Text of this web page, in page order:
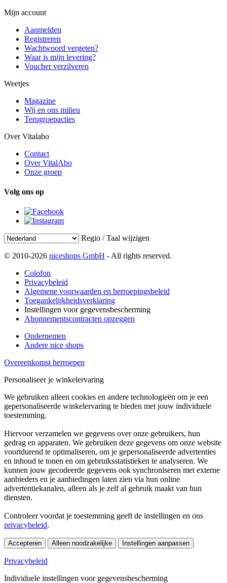
Mijn account
Aanmelden
Registreren
Wachtwoord vergeten?
Waar is mijn levering?
Voucher verzilveren
Weetjes
Magazine
Wij en ons milieu
Terugroepacties
Over Vitalabo
Contact
Over VitalAbo
Onze groep
Volg ons op
Regio / Taal wijzigen
© 2010-2026 niceshops GmbH - All rights reserved.
Colofon
Privacybeleid
Algemene voorwaarden en herroepingsbeleid
Toegankelijkheidsverklaring
Instellingen voor gegevensbescherming
Abonnementscontracten opzeggen
Ondernemen
Andere nice shops
Overeenkomst herroepen
Personaliseer je winkelervaring
We gebruiken alleen cookies en andere technologieën om je een
gepersonaliseerde winkelervaring te bieden met jouw individuele
toestemming.
Hiervoor verzamelen we gegevens over onze gebruikers, hun
gedrag en apparaten. We gebruiken deze gegevens om onze website
voortdurend te optimaliseren, om je gepersonaliseerde advertenties
en inhoud te tonen en om gebruiksstatistieken te analyseren. We
kunnen jouw gecodeerde gegevens ook synchroniseren met externe
aanbieders en je aanbiedingen laten zien via hun online
advertentiekanalen, alleen als je zelf al gebruik maakt van hun
diensten.
Controleer voordat je toestemming geeft de instellingen en ons
privacybeleid.
Accepteren Alleen noodzakelijke Instellingen aanpassen
Privacybeleid
Individuele instellingen voor gegevensbescherming